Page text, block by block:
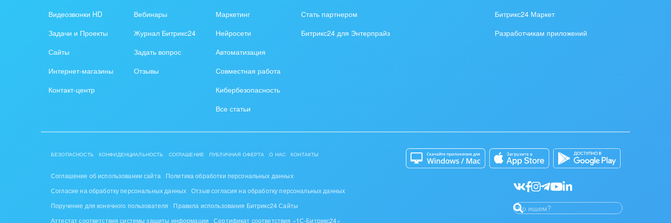
Создание сайтов
Интернет-магазин и CRM
внедрения
Внедрение для медицины
Внедрение онлайн-
/ Интранета
Общественно-политические
организации
СМИ, издательства,
благоустройство
Транспорт, Авиация,
автобизнес
Видеозвонки HD
Задачи и Проекты
Сайты
Интернет-магазины
Контакт-центр
Вебинары
Журнал Битрикс24
Задать вопрос
Отзывы
Маркетинг
Нейросети
Автоматизация
Совместная работа
Кибербезопасность
Все статьи
Стать партнером
Битрикс24 для Энтерпрайз
Битрикс24 Маркет
Разработчикам приложений
БЕЗОПАСНОСТЬ КОНФИДЕНЦИАЛЬНОСТЬ СОГЛАШЕНИЕ ПУБЛИЧНАЯ ОФЕРТА О НАС КОНТАКТЫ
Соглашение об использовании сайта
Политика обработки персональных данных
Согласие на обработку персональных данных Отзыв согласия на обработку персональных данных
Поручение для конечного пользователя
Правила использования Битрикс24 Сайты
Аттестат соответствия системы защиты информации
Сертификат соответствия «1С-Битрикс24»